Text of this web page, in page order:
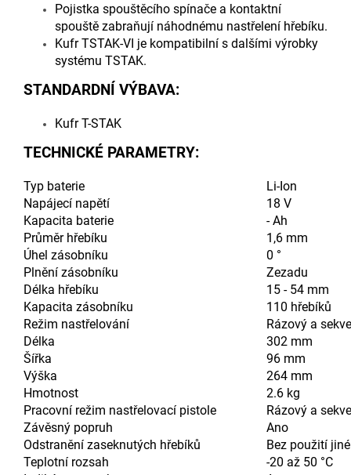
Pojistka spouštěcího spínače a kontaktní
spouště zabraňují náhodnému nastřelení hřebíku.
Kufr TSTAK-VI je kompatibilní s dalšími výrobky
systému TSTAK.
STANDARDNÍ VÝBAVA:
Kufr T-STAK
TECHNICKÉ PARAMETRY:
Typ baterie
Li-Ion
Napájecí napětí
18 V
Kapacita baterie
- Ah
Průměr hřebíku
1,6 mm
Úhel zásobníku
0 °
Plnění zásobníku
Zezadu
Délka hřebíku
15 - 54 mm
Kapacita zásobníku
110 hřebíků
Režim nastřelování
Rázový a
Délka
302 mm
Šířka
96 mm
Výška
264 mm
Hmotnost
2.6 kg
Pracovní režim nastřelovací pistole
Rázový a
Závěsný popruh
Ano
Odstranění zaseknutých hřebíků
Bez použití
Teplotní rozsah
-20 až 50 °C